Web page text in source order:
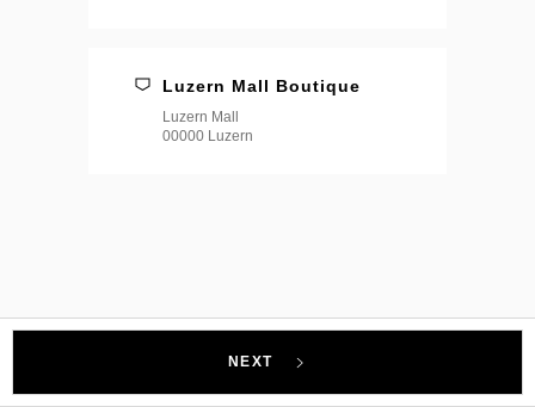
Luzern Mall Boutique
Luzern Mall
00000 Luzern
NEXT